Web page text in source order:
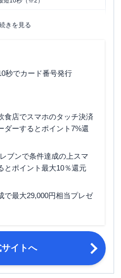
族カード
外旅行傷害保険（利用付帯）
15日締め・翌月10日支払／月末締
・翌月26日支払 ※選択可能
きを見る
秒でカード番号発行
食店でスマホのタッチ決済
ダーするとポイント7%還
ブンで条件達成の上スマ
とポイント最大10％還元
で最大29,000円相当プレゼ
イトへ